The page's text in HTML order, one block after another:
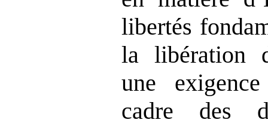
libertés
la libération
une
cadre des